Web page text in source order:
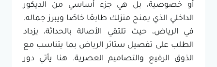
أو خصوصية، بل هي جزء أساسي من الديكور
الداخلي الذي يمنح منزلك طابعًا خاصًا ويبرز جماله.
في الرياض، حيث تلتقي الأصالة بالحداثة، يزداد
الطلب على تفصيل ستائر الرياض بما يتناسب مع
الذوق الرفيع والتصاميم العصرية. هنا يأتي دور